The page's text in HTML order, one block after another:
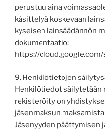
perustuu aina
käsittelyä koskevaan
kyseisen lainsäädännön
dokumentaatio:
https://
9. Henkilötietojen
Henkilötiedot säilytetään
rekisteröity on
jäsenmaksun
Jäsenyyden päättymisen